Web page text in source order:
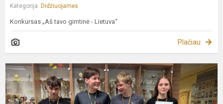
Kategorija: Didžiuojamės
Konkursas „Aš tavo gimtinė - Lietuva“
Plačiau